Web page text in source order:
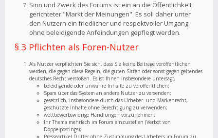
Sinn und Zweck des Forums ist ein an die Öffentlichkeit
gerichteter "Markt der Meinungen". Es soll daher unter
den Nutzern ein friedlicher und respektvoller Umgang
ohne beleidigende Anfeindungen gepflegt werden.
§ 3 Pflichten als Foren-Nutzer
Als Nutzer verpflichten Sie sich, dass Sie keine Beiträge veröffentlichen
werden, die gegen diese Regeln, die guten Sitten oder sonst gegen geltendes
deutsches Recht verstoßen. Es ist Ihnen insbesondere untersagt,
beleidigende oder unwahre Inhalte zu veröffentlichen;
Spam über das System an andere Nutzer zu versenden;
gesetzlich, insbesondere durch das Urheber- und Markenrecht,
geschützte Inhalte ohne Berechtigung zu verwenden;
wettbewerbswidrige Handlungen vorzunehmen;
Ihr Thema mehrfach im Forum einzustellen (Verbot von
Doppelpostings);
Presseartikel Dritter ohne Zustimmung des Urhebers im Forum zu